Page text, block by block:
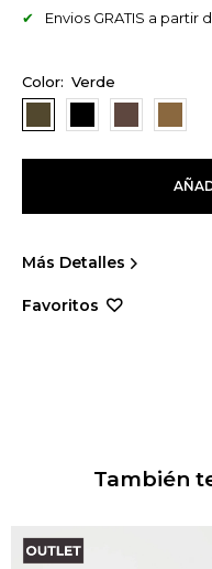
Envios GRATIS a partir
Verde
Más Detalles
También